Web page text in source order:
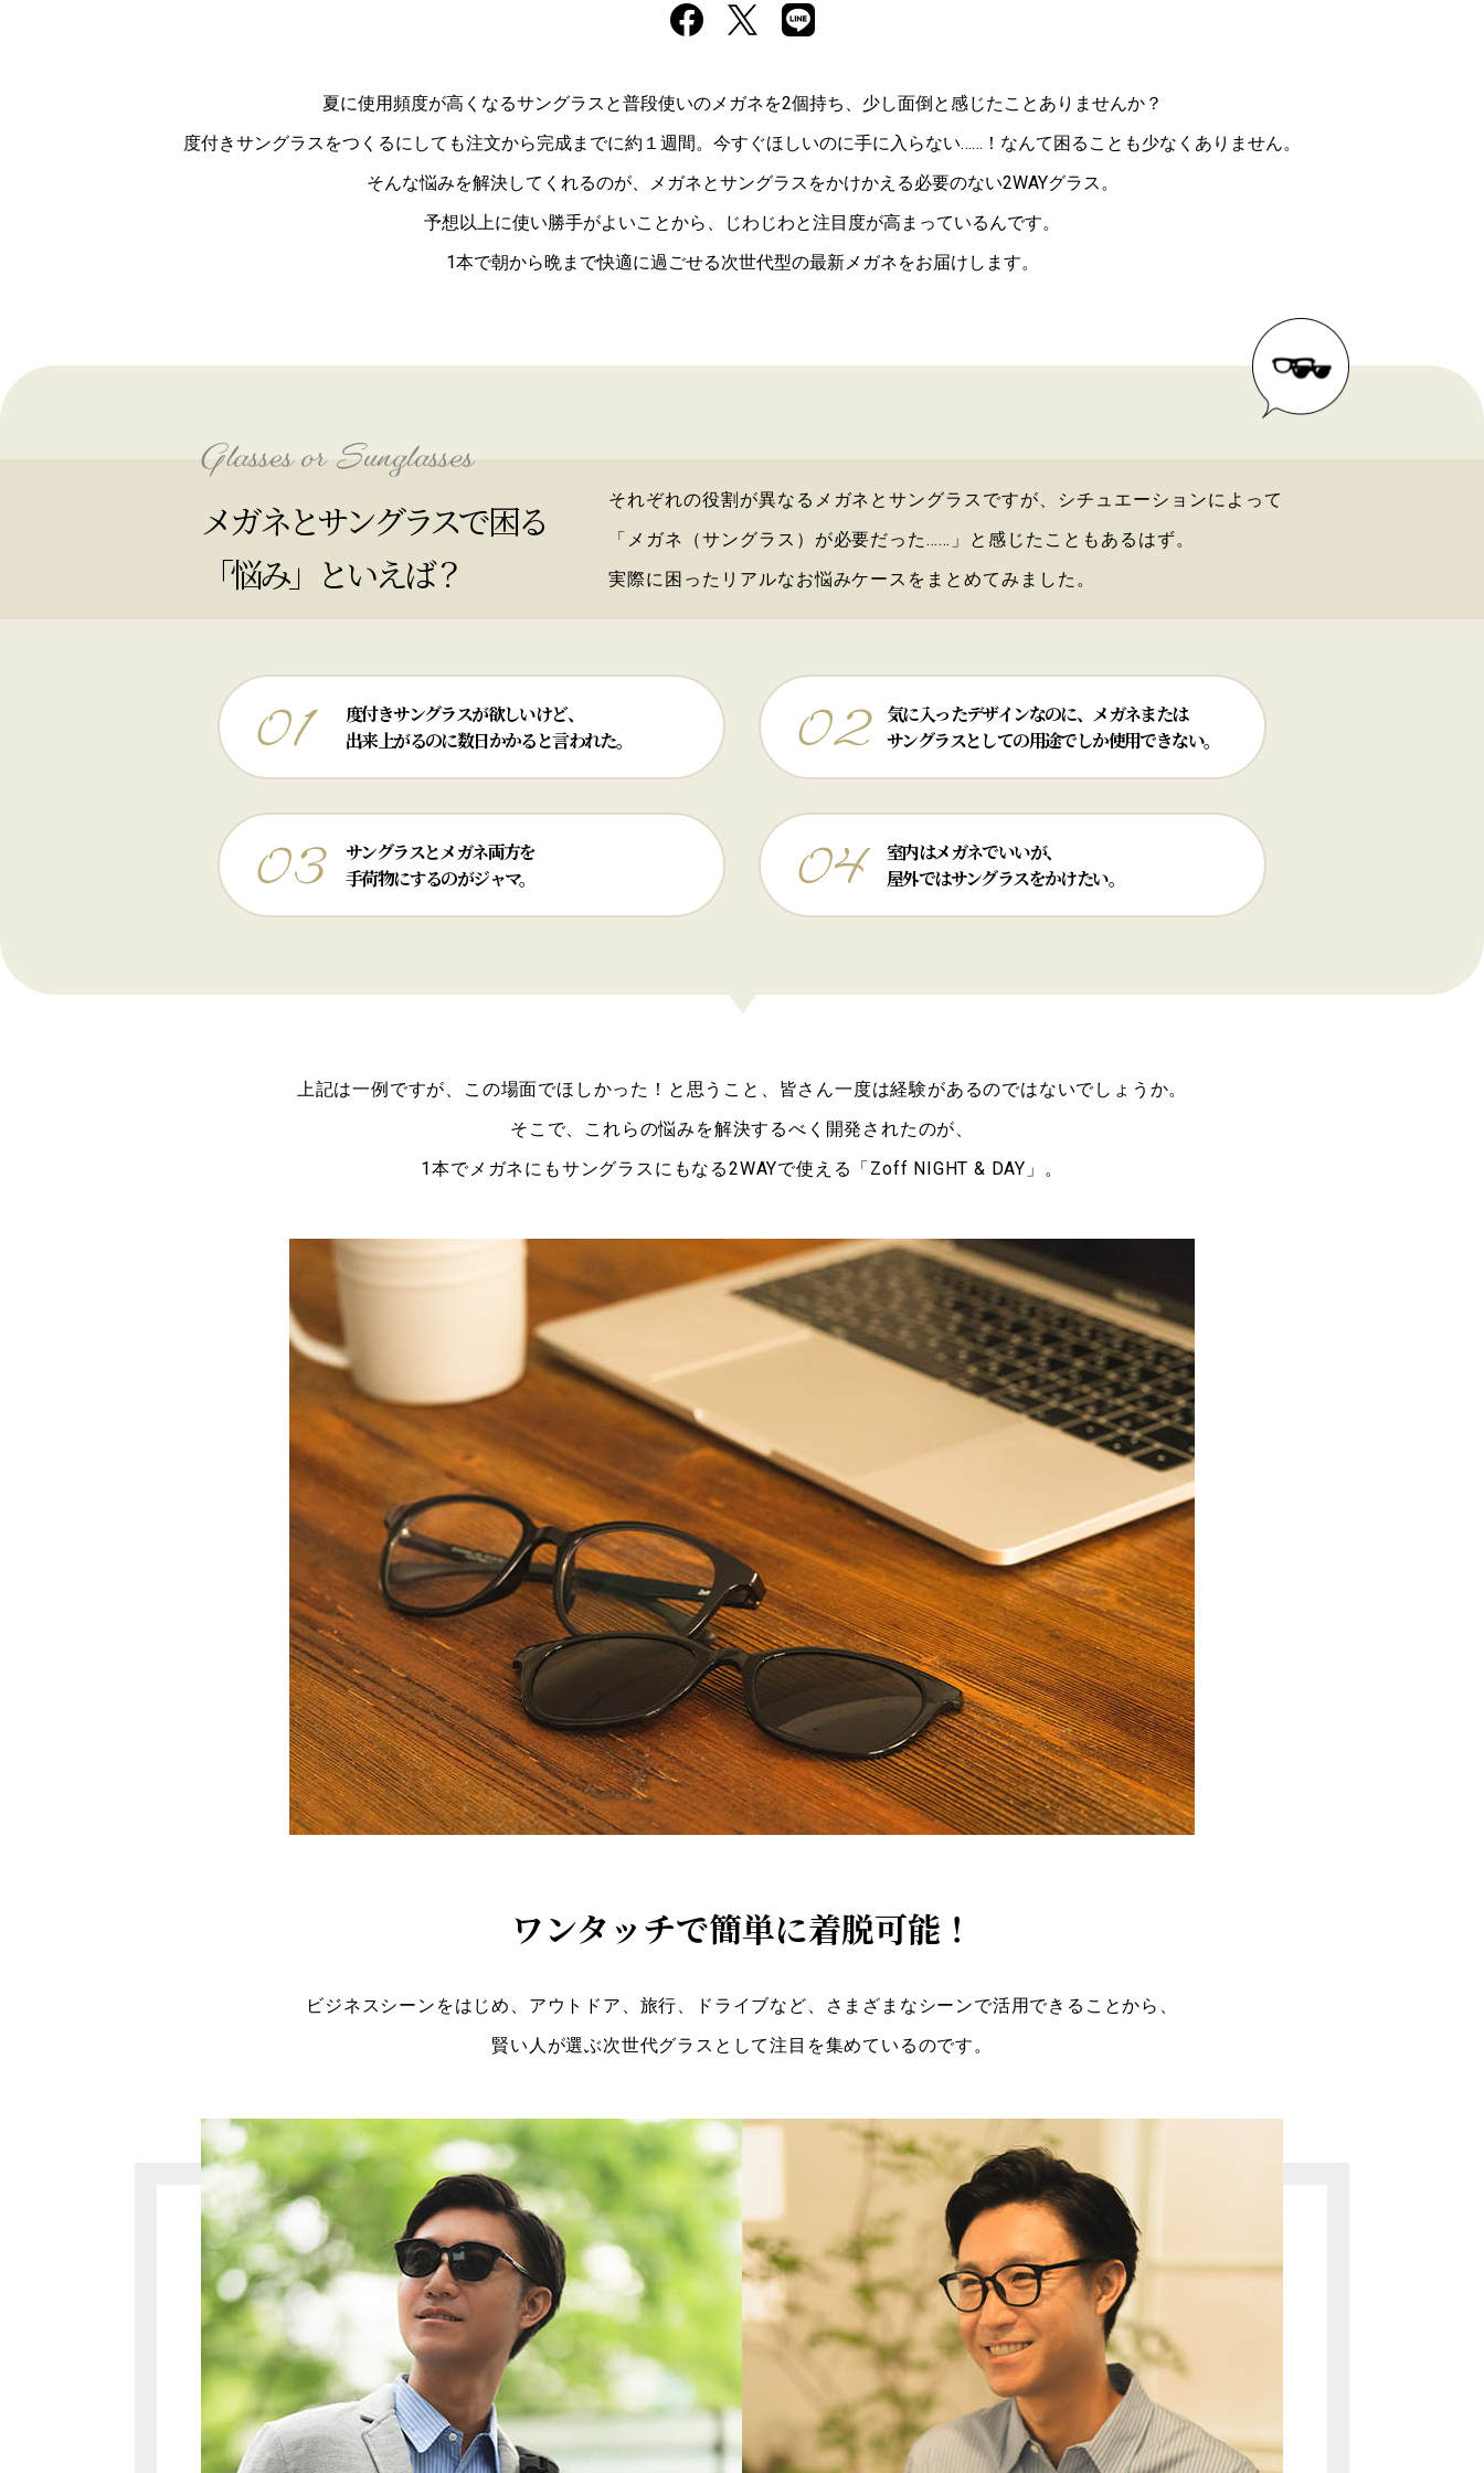
夏に使用頻度が高くなるサングラスと普段使いのメガネを2個持ち、少し面倒と感じたことありませんか？
度付きサングラスをつくるにしても注文から完成までに約１週間。今すぐほしいのに手に入らない……！なんて困ることも少なくありません。
そんな悩みを解決してくれるのが、メガネとサングラスをかけかえる必要のない2WAYグラス。
予想以上に使い勝手がよいことから、じわじわと注目度が高まっているんです。
1本で朝から晩まで快適に過ごせる次世代型の最新メガネをお届けします。
メガネとサングラスで困る
「悩み」といえば？
それぞれの役割が異なるメガネとサングラスですが、シチュエーションによって
「メガネ（サングラス）が必要だった……」と感じたこともあるはず。
実際に困ったリアルなお悩みケースをまとめてみました。
度付きサングラスが欲しいけど、
出来上がるのに数日かかると言われた。
気に入ったデザインなのに、メガネまたは
サングラスとしての用途でしか使用できない。
サングラスとメガネ両方を
手荷物にするのがジャマ。
室内はメガネでいいが、
屋外ではサングラスをかけたい。
上記は一例ですが、この場面でほしかった！と思うこと、皆さん一度は経験があるのではないでしょうか。
そこで、これらの悩みを解決するべく開発されたのが、
1本でメガネにもサングラスにもなる2WAYで使える「Zoff NIGHT & DAY」。
ワンタッチで簡単に着脱可能！
ビジネスシーンをはじめ、アウトドア、旅行、ドライブなど、さまざまなシーンで活用できることから、
賢い人が選ぶ次世代グラスとして注目を集めているのです。